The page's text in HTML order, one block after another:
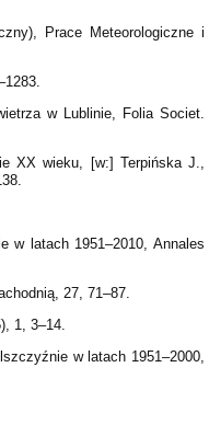
Prace Meteorologiczne i
w Lublinie, Folia Societ.
XX wieku, [w:] Terpińska J.,
w latach 1951–2010, Annales
27, 71–87.
1, 3–14.
w latach 1951–2000,